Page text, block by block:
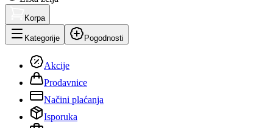
Korpa
Kategorije Pogodnosti
Akcije
Prodavnice
Načini plaćanja
Isporuka